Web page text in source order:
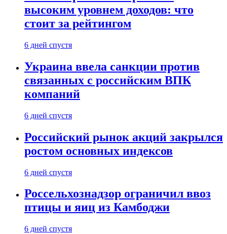
высоким уровнем доходов: что
стоит за рейтингом
6 дней спустя
Украина ввела санкции против
связанных с российским ВПК
компаний
6 дней спустя
Российский рынок акций закрылся
ростом основных индексов
6 дней спустя
Россельхознадзор ограничил ввоз
птицы и яиц из Камбоджи
6 дней спустя